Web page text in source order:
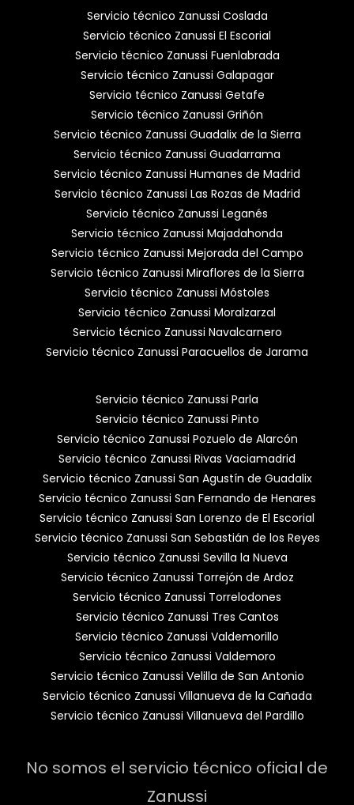
Servicio técnico Zanussi Coslada
Servicio técnico Zanussi El Escorial
Servicio técnico Zanussi Fuenlabrada
Servicio técnico Zanussi Galapagar
Servicio técnico Zanussi Getafe
Servicio técnico Zanussi Griñón
Servicio técnico Zanussi Guadalix de la Sierra
Servicio técnico Zanussi Guadarrama
Servicio técnico Zanussi Humanes de Madrid
Servicio técnico Zanussi Las Rozas de Madrid
Servicio técnico Zanussi Leganés
Servicio técnico Zanussi Majadahonda
Servicio técnico Zanussi Mejorada del Campo
Servicio técnico Zanussi Miraflores de la Sierra
Servicio técnico Zanussi Móstoles
Servicio técnico Zanussi Moralzarzal
Servicio técnico Zanussi Navalcarnero
Servicio técnico Zanussi Paracuellos de Jarama
Servicio técnico Zanussi Parla
Servicio técnico Zanussi Pinto
Servicio técnico Zanussi Pozuelo de Alarcón
Servicio técnico Zanussi Rivas Vaciamadrid
Servicio técnico Zanussi San Agustín de Guadalix
Servicio técnico Zanussi San Fernando de Henares
Servicio técnico Zanussi San Lorenzo de El Escorial
Servicio técnico Zanussi San Sebastián de los Reyes
Servicio técnico Zanussi Sevilla la Nueva
Servicio técnico Zanussi Torrejón de Ardoz
Servicio técnico Zanussi Torrelodones
Servicio técnico Zanussi Tres Cantos
Servicio técnico Zanussi Valdemorillo
Servicio técnico Zanussi Valdemoro
Servicio técnico Zanussi Velilla de San Antonio
Servicio técnico Zanussi Villanueva de la Cañada
Servicio técnico Zanussi Villanueva del Pardillo
No somos el servicio técnico oficial de
Zanussi